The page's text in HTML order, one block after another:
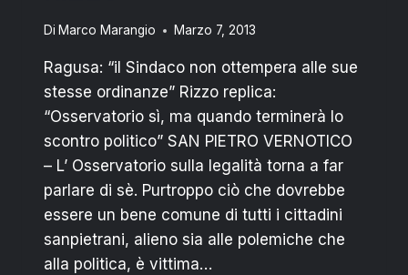
Di Marco Marangio Marzo 7, 2013
Ragusa: “il Sindaco non ottempera alle sue
stesse ordinanze” Rizzo replica:
“Osservatorio sì, ma quando terminerà lo
scontro politico” SAN PIETRO VERNOTICO
– L’ Osservatorio sulla legalità torna a far
parlare di sè. Purtroppo ciò che dovrebbe
essere un bene comune di tutti i cittadini
sanpietrani, alieno sia alle polemiche che
alla politica, è vittima…